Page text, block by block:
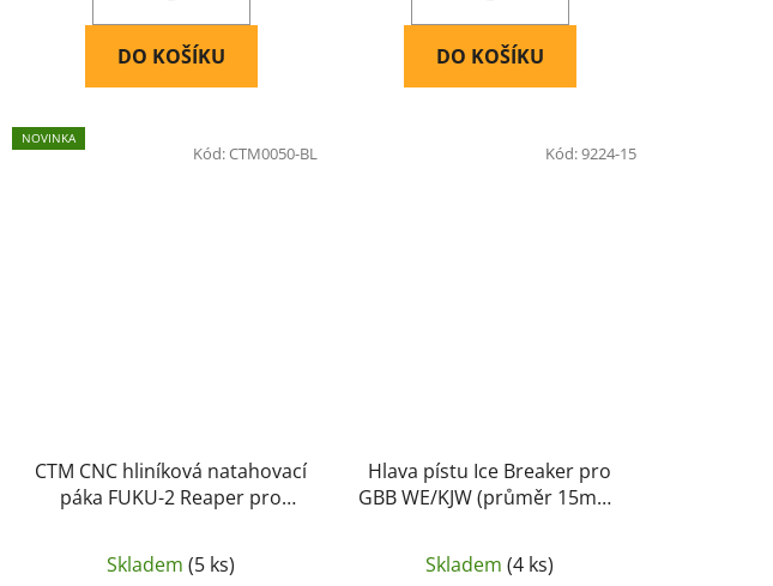
DO KOŠÍKU DO KOŠÍKU
NOVINKA
CTM CNC hliníková natahovací
páka FUKU-2 Reaper pro
Skladem(5 ks)
Kód:CTM0050-BL
Hlava pístu Ice Breaker pro
GBB WE/KJW (průměr 15mm)
CAPA/M&P9/XDM/P226/M9 -
Poseidon
Skladem(4 ks)
Kód:9224-15